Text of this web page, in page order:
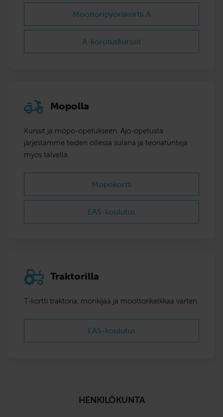
Moottoripyöräkortti A
A-korotuskurssit
Mopolla
Kurssit ja mopo-opetukseen. Ajo-opetusta
järjestämme teiden ollessa sulana ja teoriatunteja
myös talvella.
Mopokortti
EAS-koulutus
Traktorilla
T-kortti traktoria, mönkijää ja moottorikelkkaa varten.
EAS-koulutus
HENKILÖKUNTA